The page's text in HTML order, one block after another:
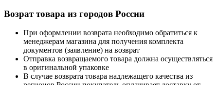
Возрат товара из городов России
При оформлении возврата необходимо обратиться к
менеджерам магазина для получения комплекта
документов (заявление) на возврат
Отправка возвращаемого товара должна осуществляться
в оригинальной упаковке
В случае возврата товара надлежащего качества из